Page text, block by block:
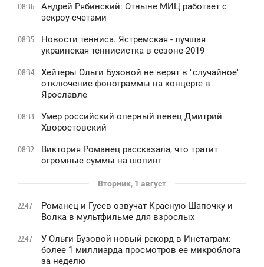
08:36
Андрей Рябинский: Отныне МИЦ работает с
эскроу-счетами
08:35
Новости тенниса. Ястремская - лучшая
украинская теннисистка в сезоне-2019
08:34
Хейтеры Ольги Бузовой не верят в "случайное"
отключение фонограммы на концерте в
Ярославле
08:33
Умер российский оперный певец Дмитрий
Хворостовский
08:32
Виктория Романец рассказала, что тратит
огромные суммы на шопинг
Вторник, 1 август
22:47
Романец и Гусев озвучат Красную Шапочку и
Волка в мультфильме для взрослых
22:47
У Ольги Бузовой новый рекорд в Инстаграм:
более 1 миллиарда просмотров ее микроблога
за неделю